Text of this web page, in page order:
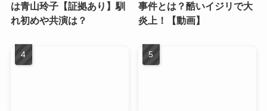
は青山玲子【証拠あり】馴
れ初めや共演は？
事件とは？酷いイジリで大
炎上！【動画】